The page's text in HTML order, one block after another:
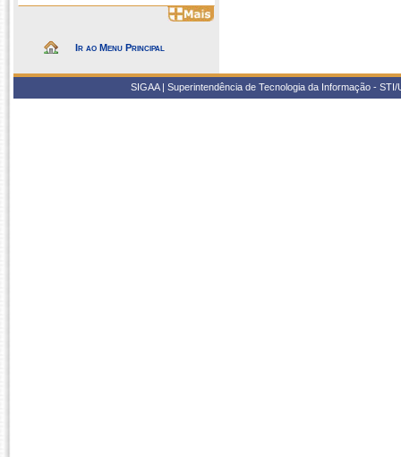
Ir ao Menu Principal
SIGAA | Superintendência de Tecnologia da Informação -